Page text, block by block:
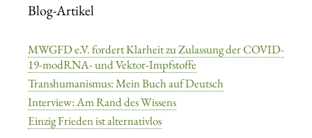
Blog-Artikel
MWGFD e.V. fordert Klarheit zu Zulassung der COVID-
19-modRNA- und Vektor-Impfstoffe
Transhumanismus: Mein Buch auf Deutsch
Interview: Am Rand des Wissens
Einzig Frieden ist alternativlos